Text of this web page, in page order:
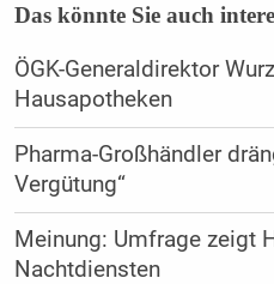
Das könnte Sie auch
ÖGK-Generaldirektor
Hausapotheken
Pharma-Großhändler
Vergütung“
Meinung: Umfrage zeigt
Nachtdiensten